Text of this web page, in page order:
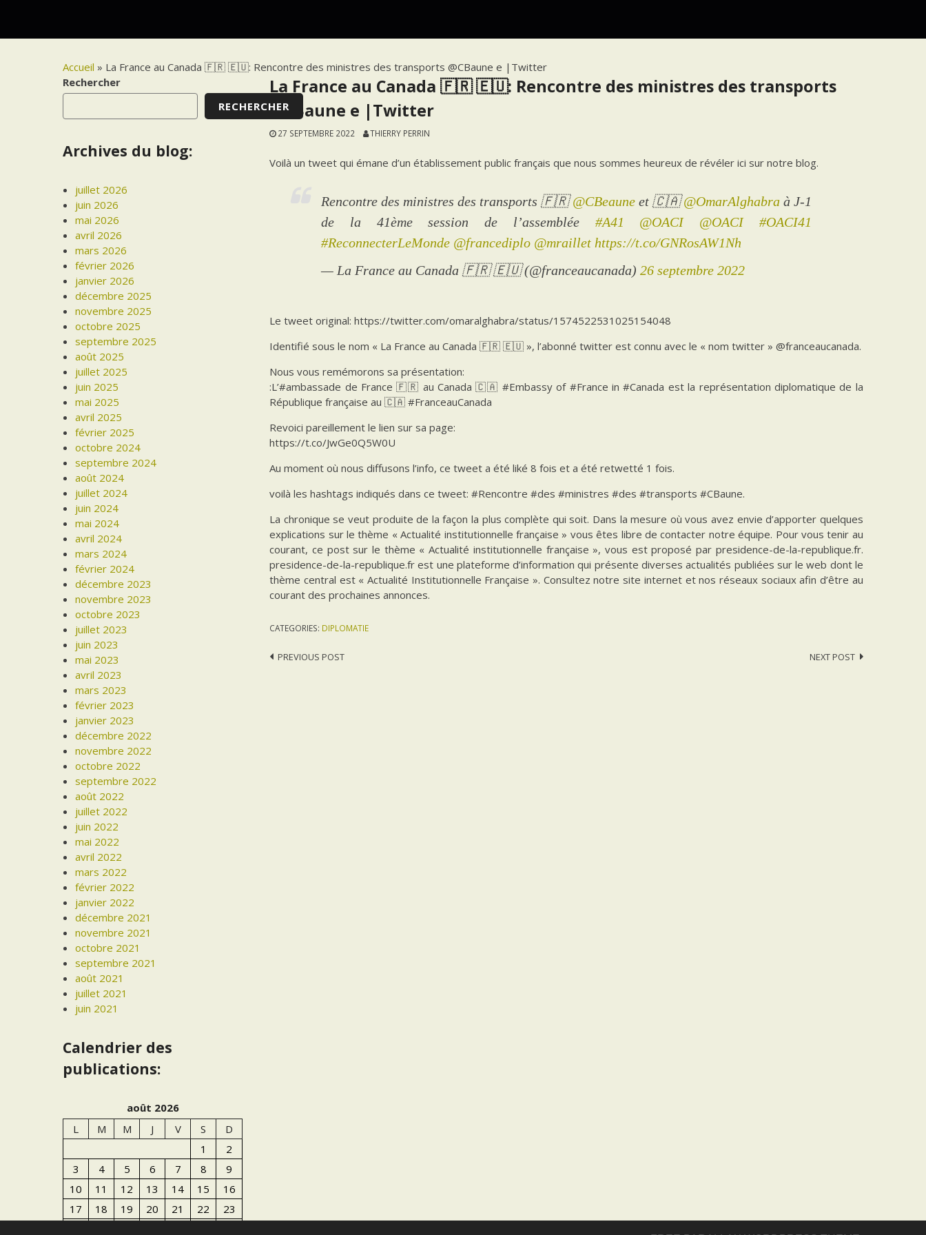
Accueil » La France au Canada 🇫🇷 🇪🇺: Rencontre des ministres des transports @CBaune e |Twitter
La France au Canada 🇫🇷 🇪🇺: Rencontre des ministres des transports
@CBaune e |Twitter
27 SEPTEMBRE 2022 THIERRY PERRIN
Voilà un tweet qui émane d’un établissement public français que nous sommes heureux de révéler ici sur notre blog.
Rencontre des ministres des transports 🇫🇷@CBeauneet 🇨🇦@OmarAlghabraà J-1
de la 41ème session de l’assemblée #A41 @OACI @OACI
#OACI41
#ReconnecterLeMonde @francediplo @mraillet https://t.co/GNRosAW1Nh
— La France au Canada 🇫🇷 🇪🇺 (@franceaucanada)26 septembre 2022
Le tweet original: https://twitter.com/omaralghabra/status/1574522531025154048
Identifié sous le nom « La France au Canada 🇫🇷 🇪🇺 », l’abonné twitter est connu avec le « nom twitter » @franceaucanada.
Nous vous remémorons sa présentation:
:L’#ambassade de France 🇫🇷 au Canada 🇨🇦 #Embassy of #France in #Canada est la représentation diplomatique de la
République française au 🇨🇦 #FranceauCanada
Revoici pareillement le lien sur sa page:
https://t.co/JwGe0Q5W0U
Au moment où nous diffusons l’info, ce tweet a été liké 8 fois et a été retwetté 1 fois.
voilà les hashtags indiqués dans ce tweet: #Rencontre #des #ministres #des #transports #CBaune.
La chronique se veut produite de la façon la plus complète qui soit. Dans la mesure où vous avez envie d’apporter quelques
explications sur le thème « Actualité institutionnelle française » vous êtes libre de contacter notre équipe. Pour vous tenir au
courant, ce post sur le thème « Actualité institutionnelle française », vous est proposé par presidence-de-la-republique.fr.
presidence-de-la-republique.fr est une plateforme d’information qui présente diverses actualités publiées sur le web dont le
thème central est « Actualité Institutionnelle Française ». Consultez notre site internet et nos réseaux sociaux afin d’être au
courant des prochaines annonces.
CATEGORIES: DIPLOMATIE
Post
PREVIOUS POST NEXT POST
Rechercher
RECHERCHER
Archives du blog:
juillet 2026
juin 2026
mai 2026
avril 2026
mars 2026
février 2026
janvier 2026
décembre 2025
novembre 2025
octobre 2025
septembre 2025
août 2025
juillet 2025
juin 2025
mai 2025
avril 2025
février 2025
octobre 2024
septembre 2024
août 2024
juillet 2024
juin 2024
mai 2024
avril 2024
mars 2024
février 2024
décembre 2023
novembre 2023
octobre 2023
juillet 2023
juin 2023
mai 2023
avril 2023
mars 2023
février 2023
janvier 2023
décembre 2022
novembre 2022
octobre 2022
septembre 2022
août 2022
juillet 2022
juin 2022
mai 2022
avril 2022
mars 2022
février 2022
janvier 2022
décembre 2021
novembre 2021
octobre 2021
septembre 2021
août 2021
juillet 2021
juin 2021
Calendrier des
publications:
août 2026
L
M M J V S
D
1
2
3
4 5 6 7 8
9
10
11 12 13 14 15
16
17
18 19 20 21 22
23